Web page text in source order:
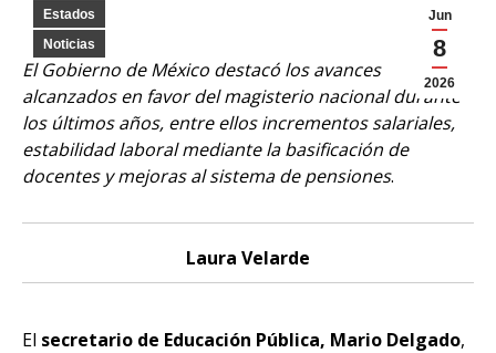
Jun
8
2026
Estados
Noticias
El Gobierno de México destacó los avances
alcanzados en favor del magisterio nacional durante
los últimos años, entre ellos incrementos salariales,
estabilidad laboral mediante la basificación de
docentes y mejoras al sistema de pensiones.
Laura Velarde
El secretario de Educación Pública, Mario Delgado,